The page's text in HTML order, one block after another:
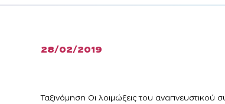
28/02/2019
Ταξινόμηση Οι λοιμώξεις του αναπνευστικού